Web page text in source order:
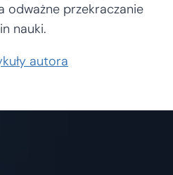
odważne przekraczanie
nauki.
autora